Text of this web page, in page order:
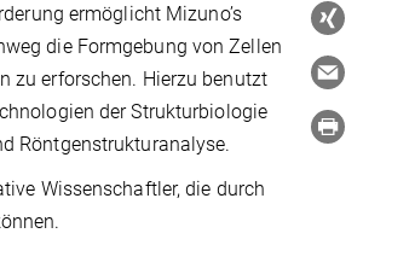
ermöglicht Mizuno’s
die Formgebung von Zellen
zu erforschen. Hierzu benutzt
der Strukturbiologie
Röntgenstrukturanalyse.
Wissenschaftler, die durch